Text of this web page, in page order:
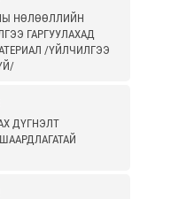
НӨЛӨӨЛЛИЙН
ГАРГУУЛАХАД
/ҮЙЛЧИЛГЭЭ
ДҮГНЭЛТ